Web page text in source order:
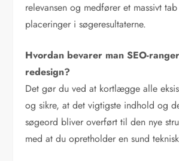
relevansen og medfører et massivt
placeringer i søgeresultaterne.
Hvordan bevarer man SEO-
redesign?
Det gør du ved at kortlægge alle
og sikre, at det vigtigste indhold og
søgeord bliver overført til den nye
med at du opretholder en sund